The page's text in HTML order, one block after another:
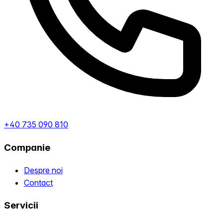
+40 735 090 810
Companie
Despre noi
Contact
Servicii